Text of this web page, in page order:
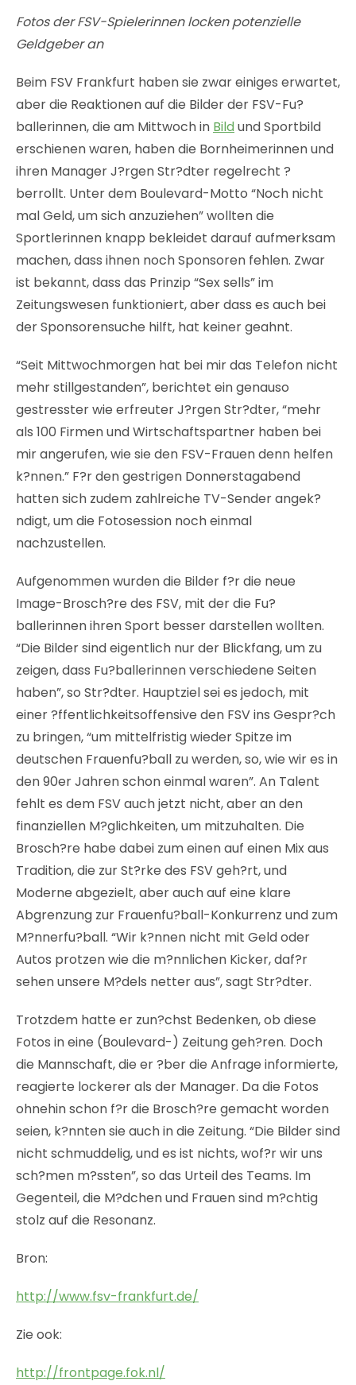
Fotos der FSV-Spielerinnen locken potenzielle
Geldgeber an
Beim FSV Frankfurt haben sie zwar einiges erwartet,
aber die Reaktionen auf die Bilder der FSV-Fu?
ballerinnen, die am Mittwoch in Bild und Sportbild
erschienen waren, haben die Bornheimerinnen und
ihren Manager J?rgen Str?dter regelrecht ?
berrollt. Unter dem Boulevard-Motto “Noch nicht
mal Geld, um sich anzuziehen” wollten die
Sportlerinnen knapp bekleidet darauf aufmerksam
machen, dass ihnen noch Sponsoren fehlen. Zwar
ist bekannt, dass das Prinzip “Sex sells” im
Zeitungswesen funktioniert, aber dass es auch bei
der Sponsorensuche hilft, hat keiner geahnt.
“Seit Mittwochmorgen hat bei mir das Telefon nicht
mehr stillgestanden”, berichtet ein genauso
gestresster wie erfreuter J?rgen Str?dter, “mehr
als 100 Firmen und Wirtschaftspartner haben bei
mir angerufen, wie sie den FSV-Frauen denn helfen
k?nnen.” F?r den gestrigen Donnerstagabend
hatten sich zudem zahlreiche TV-Sender angek?
ndigt, um die Fotosession noch einmal
nachzustellen.
Aufgenommen wurden die Bilder f?r die neue
Image-Brosch?re des FSV, mit der die Fu?
ballerinnen ihren Sport besser darstellen wollten.
“Die Bilder sind eigentlich nur der Blickfang, um zu
zeigen, dass Fu?ballerinnen verschiedene Seiten
haben”, so Str?dter. Hauptziel sei es jedoch, mit
einer ?ffentlichkeitsoffensive den FSV ins Gespr?ch
zu bringen, “um mittelfristig wieder Spitze im
deutschen Frauenfu?ball zu werden, so, wie wir es in
den 90er Jahren schon einmal waren”. An Talent
fehlt es dem FSV auch jetzt nicht, aber an den
finanziellen M?glichkeiten, um mitzuhalten. Die
Brosch?re habe dabei zum einen auf einen Mix aus
Tradition, die zur St?rke des FSV geh?rt, und
Moderne abgezielt, aber auch auf eine klare
Abgrenzung zur Frauenfu?ball-Konkurrenz und zum
M?nnerfu?ball. “Wir k?nnen nicht mit Geld oder
Autos protzen wie die m?nnlichen Kicker, daf?r
sehen unsere M?dels netter aus”, sagt Str?dter.
Trotzdem hatte er zun?chst Bedenken, ob diese
Fotos in eine (Boulevard-) Zeitung geh?ren. Doch
die Mannschaft, die er ?ber die Anfrage informierte,
reagierte lockerer als der Manager. Da die Fotos
ohnehin schon f?r die Brosch?re gemacht worden
seien, k?nnten sie auch in die Zeitung. “Die Bilder sind
nicht schmuddelig, und es ist nichts, wof?r wir uns
sch?men m?ssten”, so das Urteil des Teams. Im
Gegenteil, die M?dchen und Frauen sind m?chtig
stolz auf die Resonanz.
Bron:
http://www.fsv-frankfurt.de/
Zie ook:
http://frontpage.fok.nl/